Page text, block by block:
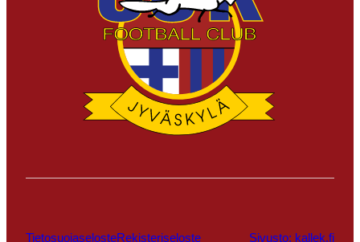
TietosuojaselosteRekisteriseloste Sivusto: kallek.fi